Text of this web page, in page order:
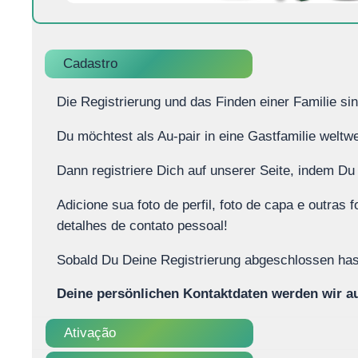
Cadastro
Die Registrierung und das Finden einer Familie
Du möchtest als Au-pair in eine Gastfamilie
Dann registriere Dich auf unserer Seite, indem
Adicione sua foto de perfil, foto de capa e outras
detalhes de contato pessoal!
Sobald Du Deine Registrierung abgeschlossen
Deine persönlichen Kontaktdaten werden wir
Ativação